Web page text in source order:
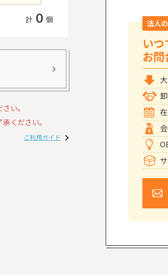
計 0 個
さい。
ください。
ご利用ガイド
法人
い
お